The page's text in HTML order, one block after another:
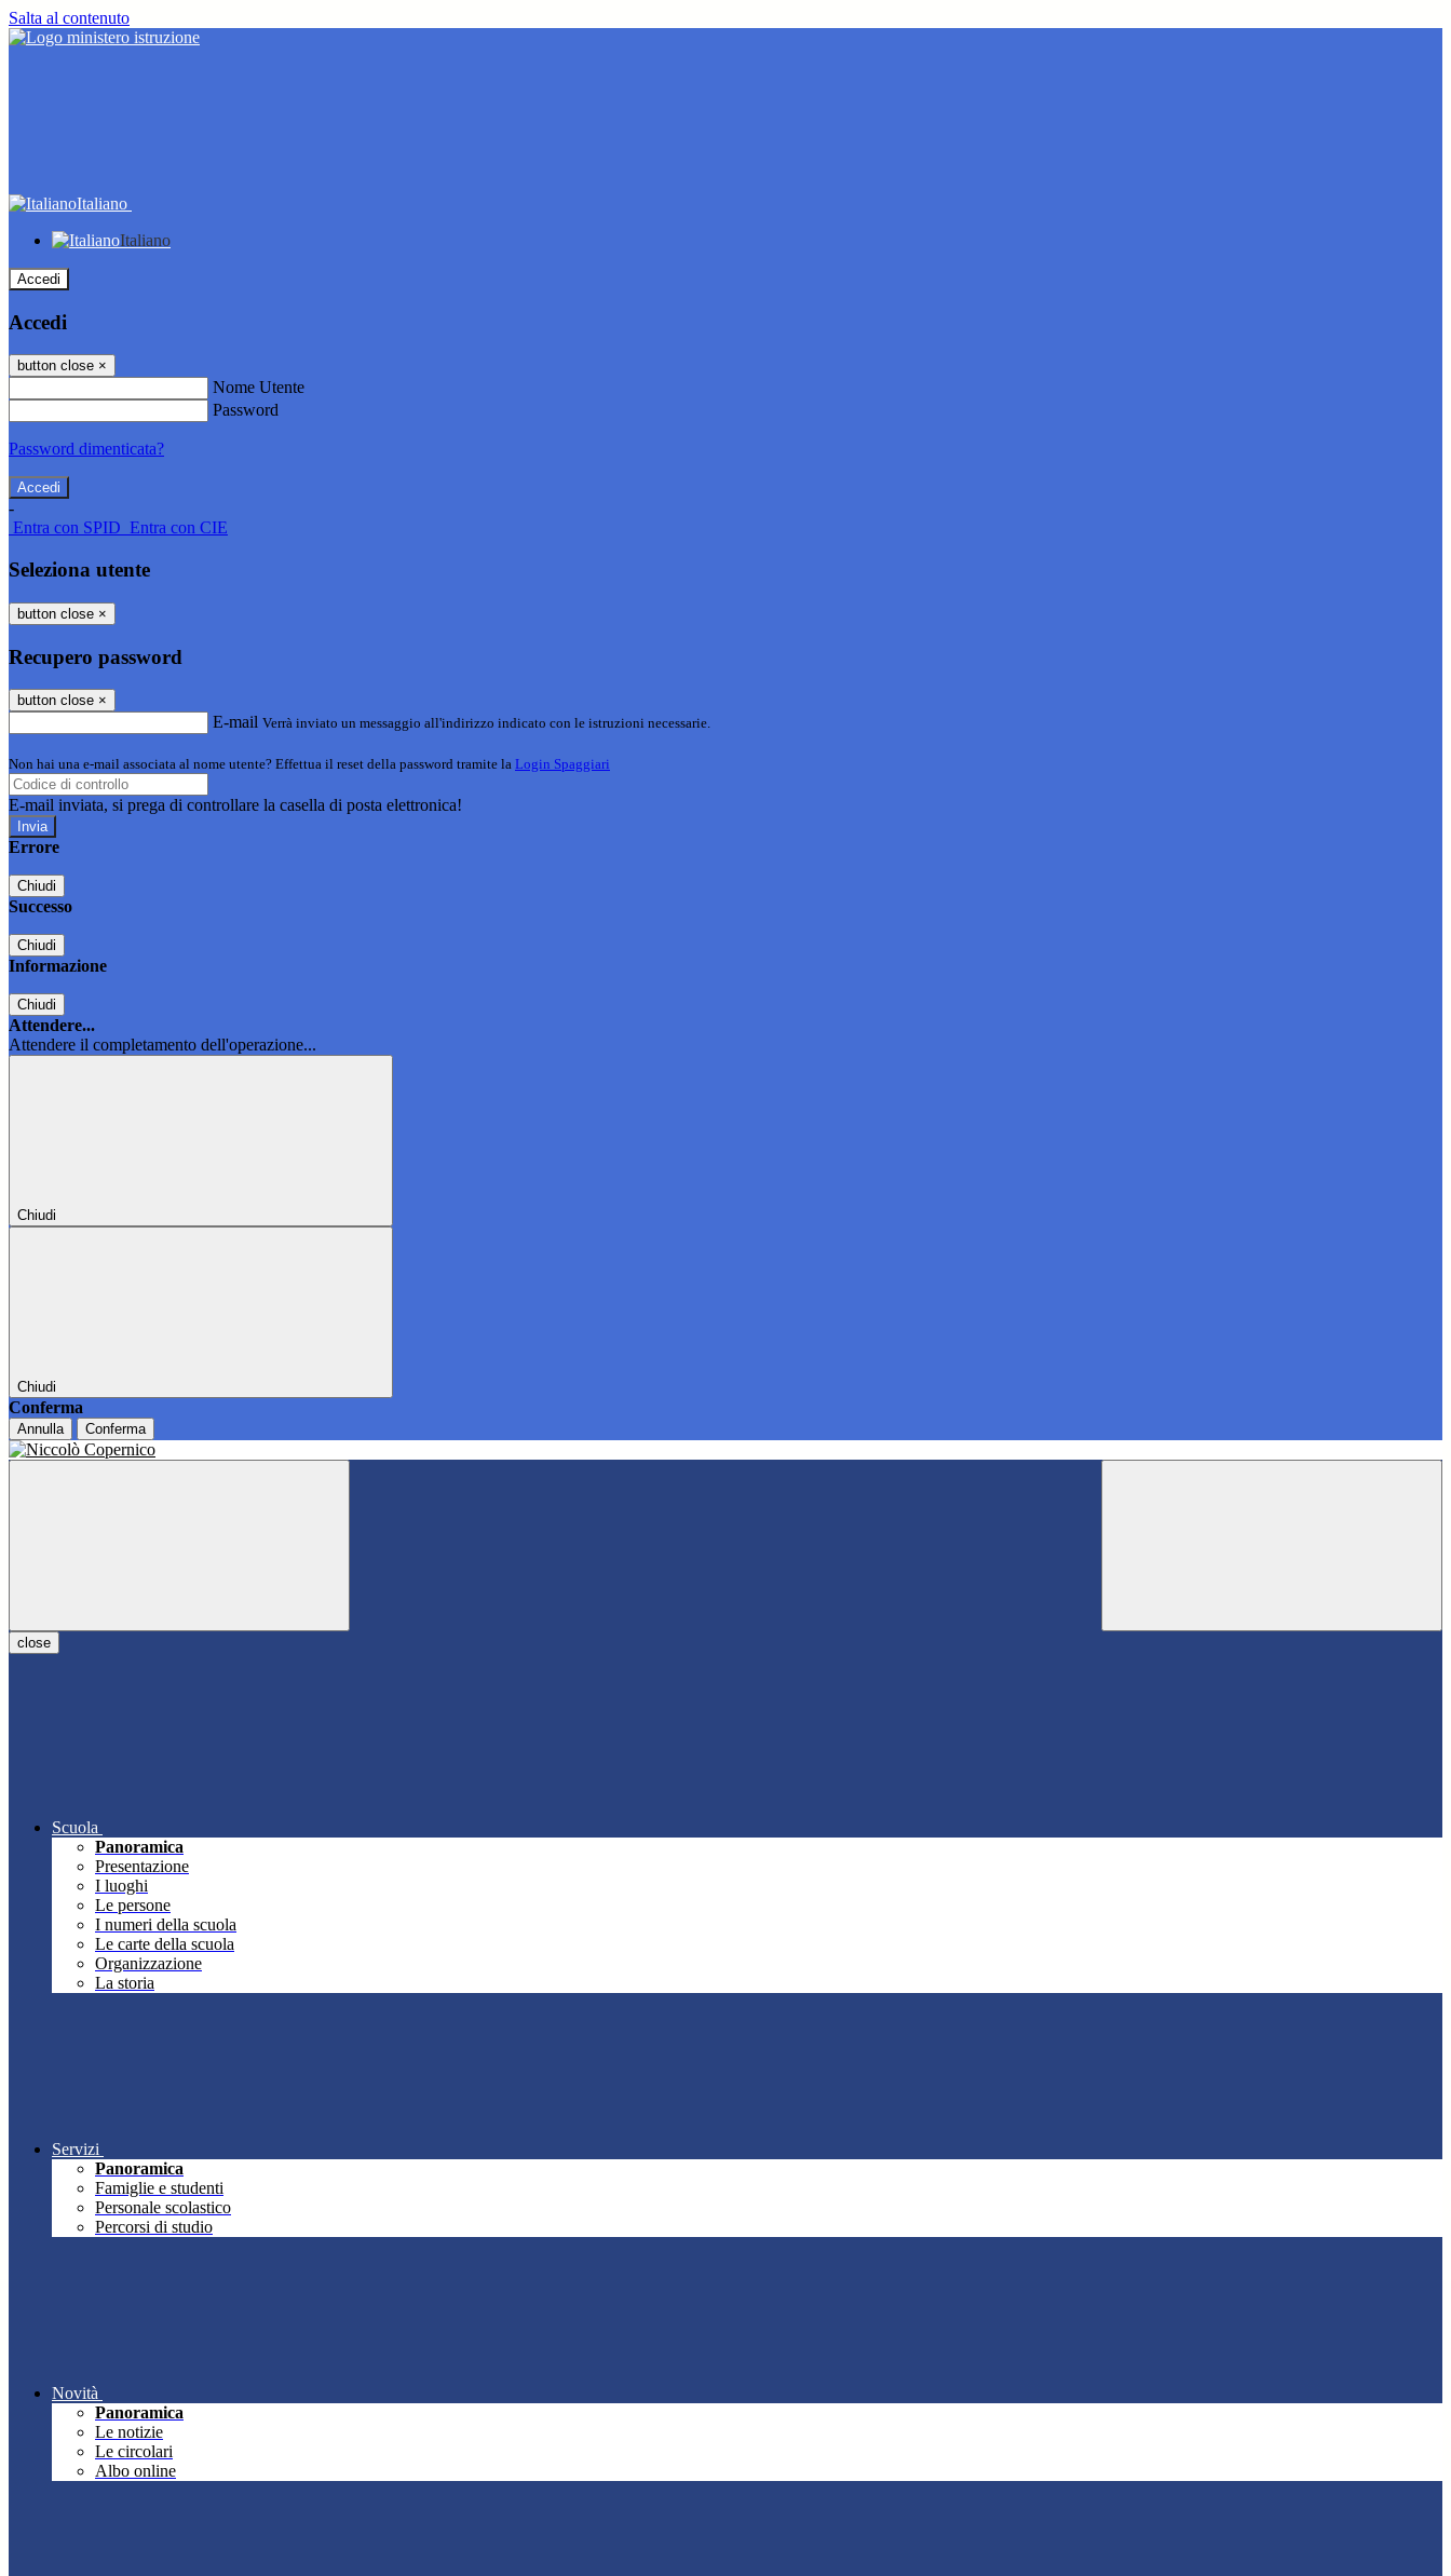
Salta al contenuto
Italiano
Italiano
Accedi
Accedi
button close ×
Nome Utente
Password
Password dimenticata?
-
Entra con SPID Entra con CIE
Seleziona utente
button close ×
Recupero password
button close ×
E-mail Verrà inviato un messaggio all'indirizzo indicato con le istruzioni necessarie.
Non hai una e-mail associata al nome utente? Effettua il reset della password tramite la Login Spaggiari
E-mail inviata, si prega di controllare la casella di posta elettronica!
Errore
Chiudi
Successo
Chiudi
Informazione
Chiudi
Attendere...
Attendere il completamento dell'operazione...
Chiudi
Chiudi
Conferma
Annulla Conferma
close
Scuola
Panoramica
Presentazione
I luoghi
Le persone
I numeri della scuola
Le carte della scuola
Organizzazione
La storia
Servizi
Panoramica
Famiglie e studenti
Personale scolastico
Percorsi di studio
Novità
Panoramica
Le notizie
Le circolari
Albo online